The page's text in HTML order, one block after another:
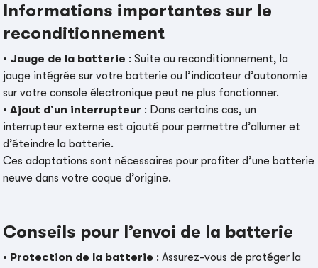
Informations importantes sur le
reconditionnement
• Jauge de la batterie : Suite au reconditionnement, la
jauge intégrée sur votre batterie ou l’indicateur d’autonomie
sur votre console électronique peut ne plus fonctionner.
•Ajout d’un interrupteur : Dans certains cas, un
interrupteur externe est ajouté pour permettre d’allumer et
d’éteindre la batterie.
Ces adaptations sont nécessaires pour profiter d’une batterie
neuve dans votre coque d’origine.
Conseils pour l’envoi de la batterie
• Protection de la batterie : Assurez-vous de protéger la